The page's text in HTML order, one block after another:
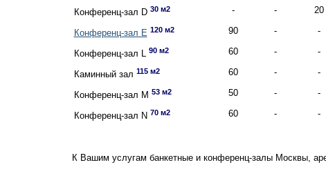
Конференц-зал D 30 м2 - - 20
Конференц-зал Е 120 м2 90 - -
Конференц-зал L 90 м2 60 - -
Каминный зал 115 м2 60 - -
Конференц-зал M 53 м2 50 - -
Конференц-зал N 70 м2 60 - -
К Вашим услугам банкетные и конференц-залы Москвы,